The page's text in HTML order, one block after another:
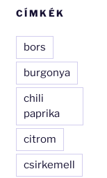
CÍMKÉK
bors
burgonya
chili
paprika
citrom
csirkemell